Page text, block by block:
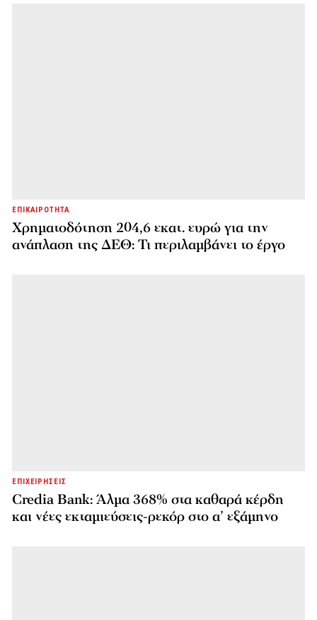
ΕΠΙΚΑΙΡΟΤΗΤΑ
Χρηματοδότηση 204,6 εκατ. ευρώ για την
ανάπλαση της ΔΕΘ: Τι περιλαμβάνει το έργο
ΕΠΙΧΕΙΡΗΣΕΙΣ
Credia Bank: Άλμα 368% στα καθαρά κέρδη
και νέες εκταμιεύσεις-ρεκόρ στο α’ εξάμηνο